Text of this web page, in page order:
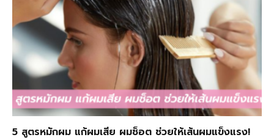
5 สูตรหมักผม แก้ผมเสีย ผมช็อต ช่วยให้เส้นผมแข็งแรง!